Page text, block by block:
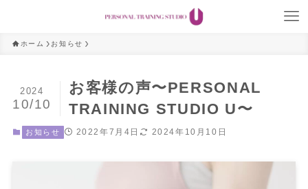
ホーム お知らせ
お客様の声〜PERSONAL
TRAINING STUDIO U〜
2024
10/10
お知らせ 2022年7月4日 2024年10月10日